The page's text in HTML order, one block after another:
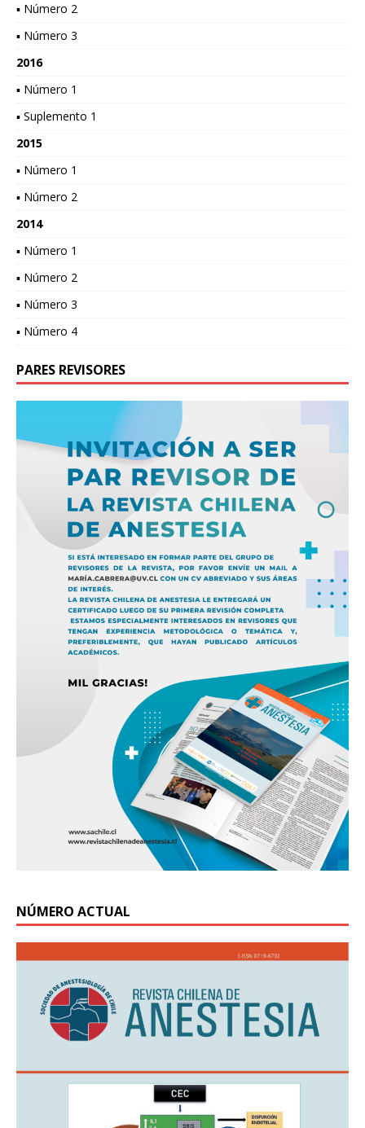
▪ Número 2
▪ Número 3
2016
▪ Número 1
▪ Suplemento 1
2015
▪ Número 1
▪ Número 2
2014
▪ Número 1
▪ Número 2
▪ Número 3
▪ Número 4
PARES REVISORES
NÚMERO ACTUAL